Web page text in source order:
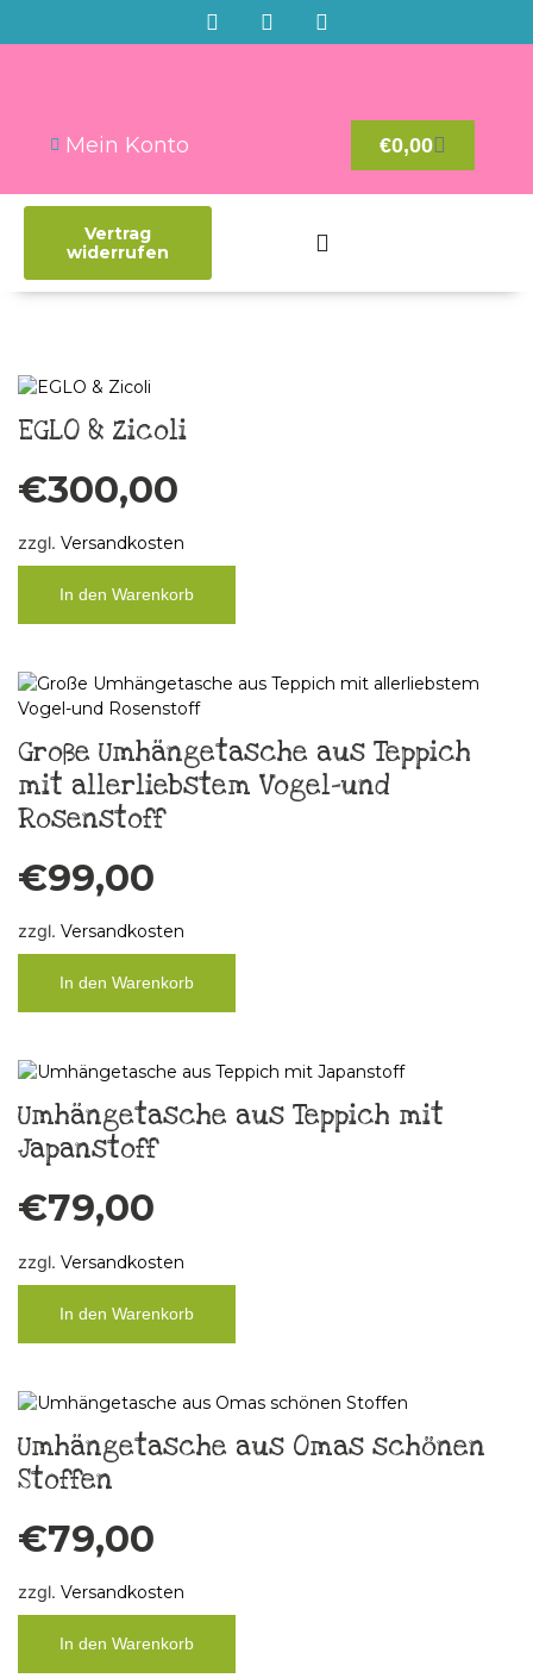
Mein Konto €0,00
Vertrag
widerrufen
EGLO & Zicoli
€300,00
zzgl. Versandkosten
In den Warenkorb
Große Umhängetasche aus Teppich
mit allerliebstem Vogel-und
Rosenstoff
€99,00
zzgl. Versandkosten
In den Warenkorb
Umhängetasche aus Teppich mit
Japanstoff
€79,00
zzgl. Versandkosten
In den Warenkorb
Umhängetasche aus Omas schönen
Stoffen
€79,00
zzgl. Versandkosten
In den Warenkorb